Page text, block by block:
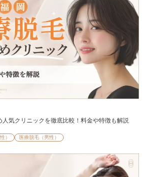
気クリニックを徹底比較！料金や特徴も解説
） 医療脱毛（男性）